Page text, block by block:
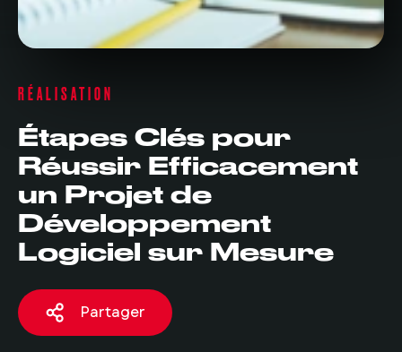
RÉALISATION
Étapes Clés pour
Réussir Efficacement
un Projet de
Développement
Logiciel sur Mesure
Partager